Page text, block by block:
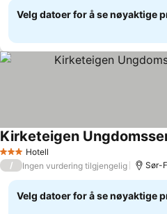
Velg datoer for å se nøyaktige
3 StjernerHotell
Kirketeigen
/ Ingen vurdering tilgjengelig Sør-
Velg datoer for å se nøyaktige